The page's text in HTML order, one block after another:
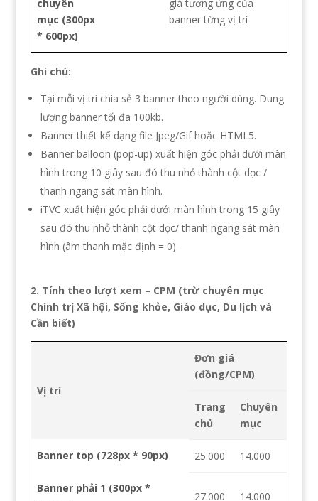
chuyên
mục (300px
* 600px)
giá tương ứng của
banner từng vị trí
Ghi chú:
Tại mỗi vị trí chia sẻ 3 banner theo người dùng. Dung
lượng banner tối đa 100kb.
Banner thiết kế dạng file Jpeg/Gif hoặc HTML5.
Banner balloon (pop-up) xuất hiện góc phải dưới màn
hình trong 10 giây sau đó thu nhỏ thành cột dọc /
thanh ngang sát màn hình.
iTVC xuất hiện góc phải dưới màn hình trong 15 giây
sau đó thu nhỏ thành cột dọc/ thanh ngang sát màn
hình (âm thanh mặc định = 0).
2. Tính theo lượt xem – CPM (trừ chuyên mục
Chính trị Xã hội, Sống khỏe, Giáo dục, Du lịch và
Cần biết)
Vị trí
Đơn giá
(đồng/CPM)
Trang
chủ
Chuyên
mục
Banner top (728px * 90px) 25.000 14.000
Banner phải 1 (300px *
27.000 14.000